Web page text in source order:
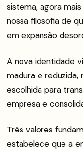
sistema, agora
nossa filosofia de
em expansão
A nova identidade
madura e
escolhida para
empresa e
Três valores
estabelece que a